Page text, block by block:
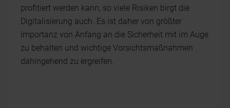
profitiert werden kann, so viele Risiken birgt die
Digitalisierung auch. Es ist daher von größter
Importanz von Anfang an die Sicherheit mit im Auge
zu behalten und wichtige Vorsichtsmaßnahmen
dahingehend zu ergreifen.